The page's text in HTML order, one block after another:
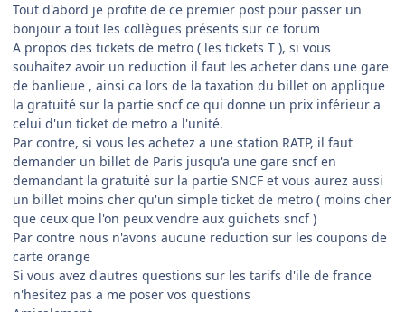
Tout d'abord je profite de ce premier post pour passer un
bonjour a tout les collègues présents sur ce forum
A propos des tickets de metro ( les tickets T ), si vous
souhaitez avoir un reduction il faut les acheter dans une gare
de banlieue , ainsi ca lors de la taxation du billet on applique
la gratuité sur la partie sncf ce qui donne un prix inférieur a
celui d'un ticket de metro a l'unité.
Par contre, si vous les achetez a une station RATP, il faut
demander un billet de Paris jusqu'a une gare sncf en
demandant la gratuité sur la partie SNCF et vous aurez aussi
un billet moins cher qu'un simple ticket de metro ( moins cher
que ceux que l'on peux vendre aux guichets sncf )
Par contre nous n'avons aucune reduction sur les coupons de
carte orange
Si vous avez d'autres questions sur les tarifs d'ile de france
n'hesitez pas a me poser vos questions